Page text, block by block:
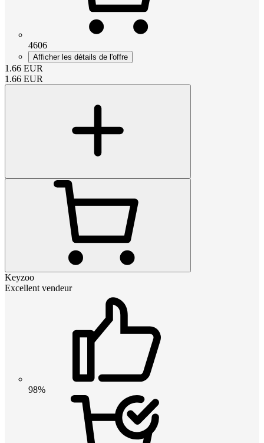
4606
Afficher les détails de l'offre
1.66 EUR
1.66 EUR
Keyzoo
Excellent vendeur
98%